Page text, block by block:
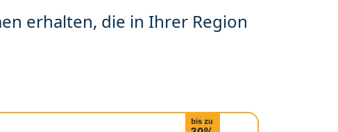
erhalten, die in Ihrer Region